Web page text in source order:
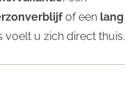
of een lang
voelt u zich direct thuis.